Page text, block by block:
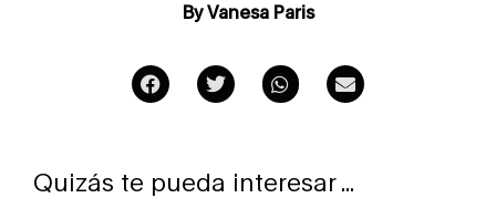
By Vanesa Paris
Quizás te pueda interesar ...